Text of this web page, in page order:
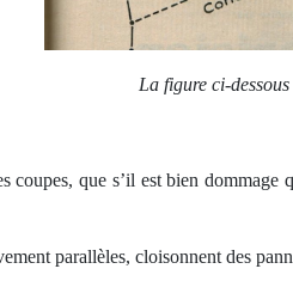
La figure ci-
coupes, que s’il est bien
parallèles, cloisonnent des